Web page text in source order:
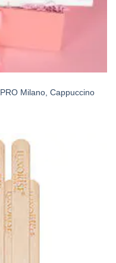
Milano, Cappuccino